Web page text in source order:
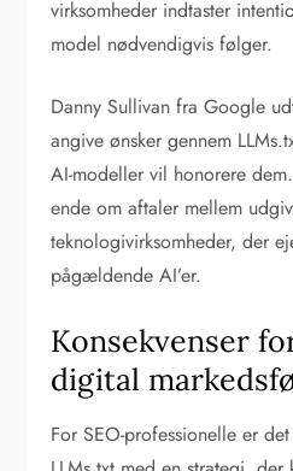
virksomheder indtaster
model nødvendigvis følger.
Danny Sullivan fra Google
angive ønsker gennem
AI-modeller vil honorere
ende om aftaler mellem
teknologivirksomheder, der
pågældende AI’er.
Konsekvenser
digital
For SEO-professionelle er